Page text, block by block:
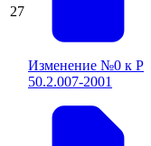
27
Изменение №0 к Р
50.2.007-2001